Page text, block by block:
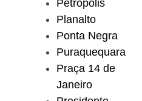
Petrópolis
Planalto
Ponta Negra
Puraquequara
Praça 14 de
Janeiro